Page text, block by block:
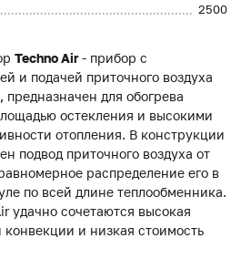
2500
Techno Air- прибор с
и подачей приточного воздуха
для обогрева
остекления и высокими
отопления. В конструкции
подвод приточного воздуха от
распределение его в
по всей длине теплообменника.
удачно сочетаются высокая
и низкая стоимость